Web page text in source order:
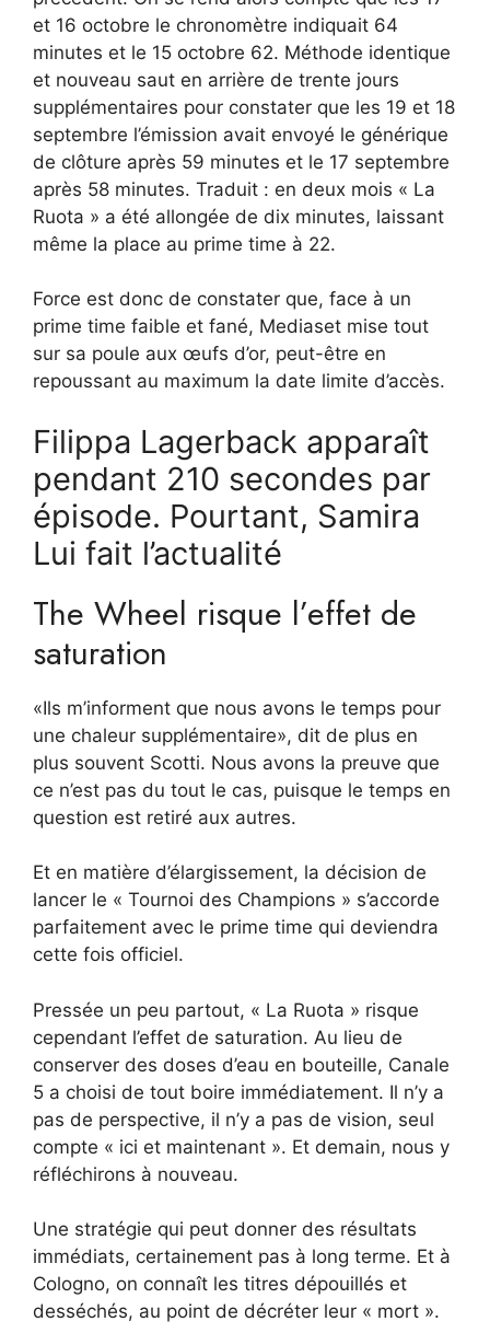
et 16 octobre le chronomètre indiquait 64
minutes et le 15 octobre 62. Méthode identique
et nouveau saut en arrière de trente jours
supplémentaires pour constater que les 19 et 18
septembre l’émission avait envoyé le générique
de clôture après 59 minutes et le 17 septembre
après 58 minutes. Traduit : en deux mois « La
Ruota » a été allongée de dix minutes, laissant
même la place au prime time à 22.
Force est donc de constater que, face à un
prime time faible et fané, Mediaset mise tout
sur sa poule aux œufs d’or, peut-être en
repoussant au maximum la date limite d’accès.
Filippa Lagerback apparaît
pendant 210 secondes par
épisode. Pourtant, Samira
Lui fait l’actualité
The Wheel risque l’effet de
saturation
«Ils m’informent que nous avons le temps pour
une chaleur supplémentaire», dit de plus en
plus souvent Scotti. Nous avons la preuve que
ce n’est pas du tout le cas, puisque le temps en
question est retiré aux autres.
Et en matière d’élargissement, la décision de
lancer le « Tournoi des Champions » s’accorde
parfaitement avec le prime time qui deviendra
cette fois officiel.
Pressée un peu partout, « La Ruota » risque
cependant l’effet de saturation. Au lieu de
conserver des doses d’eau en bouteille, Canale
5 a choisi de tout boire immédiatement. Il n’y a
pas de perspective, il n’y a pas de vision, seul
compte « ici et maintenant ». Et demain, nous y
réfléchirons à nouveau.
Une stratégie qui peut donner des résultats
immédiats, certainement pas à long terme. Et à
Cologno, on connaît les titres dépouillés et
desséchés, au point de décréter leur « mort ».